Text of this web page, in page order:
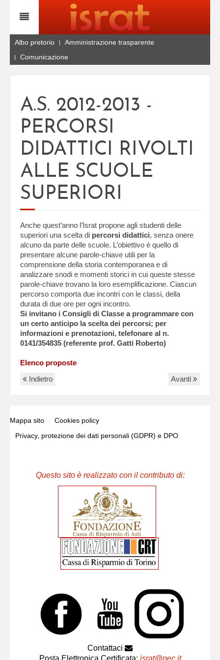
Albo pretorio
Amministrazione trasparente
Comunicazione
A.S. 2012-2013 -
PERCORSI
DIDATTICI RIVOLTI
ALLE SCUOLE
SUPERIORI
Anche quest’anno l’Israt propone agli studenti delle
superiori una scelta di percorsi didattici, senza onere
alcuno da parte delle scuole. L’obiettivo è quello di
presentare alcune parole-chiave utili per la
comprensione della storia contemporanea e di
analizzare snodi e momenti storici in cui queste stesse
parole-chiave trovano la loro esemplificazione. Ciascun
percorso comporta due incontri con le classi, della
durata di due ore per ogni incontro.
Si invitano i Consigli di Classe a programmare con
un certo anticipo la scelta dei percorsi; per
informazioni e prenotazioni, telefonare al n.
0141/354835 (referente prof. Gatti Roberto)
Elenco proposte
Indietro
Avanti
Mappa sito
Cookies policy
Privacy, protezione dei dati personali (GDPR) e DPO
Questo sito è realizzato con il contributo di:
Contattaci
Posta Elettronica Certificata: israt@pec.it